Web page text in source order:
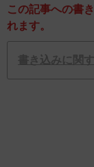
この記事への書
れます。
書き込みに関